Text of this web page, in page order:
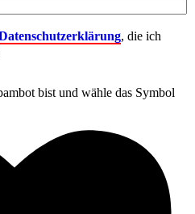
, die ich
bist und wähle das Symbol